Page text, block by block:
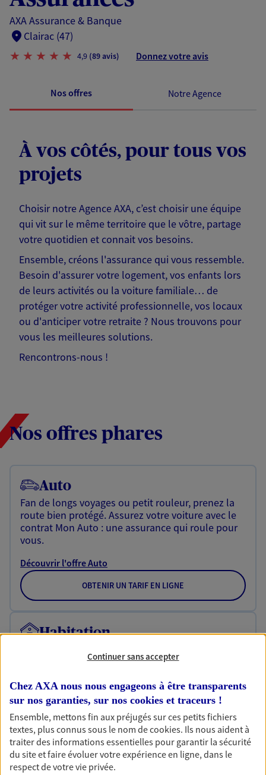
AXA Assurance & Banque
Clairac (47)
4,9 (89 avis) Donnez votre avis
Nos offres Notre Agence
À vos côtés, pour tous vos
projets
Choisir notre Agence AXA, c’est choisir une équipe
qui vit sur le même territoire que le vôtre, partage
votre quotidien et connait vos besoins.
Ensemble, créons l'assurance qui vous ressemble.
Besoin d'assurer votre logement, vos enfants lors
de leurs activités ou la voiture familiale… de
protéger votre activité professionnelle, vos locaux
ou d'anticiper votre retraite ? Nous trouvons pour
vous les meilleures solutions.
Rencontrons-nous !
Nos offres phares
Auto
Fan de longs voyages ou petit rouleur, prenez la
route bien protégé. Assurez votre voiture avec le
contrat Mon Auto : une assurance qui roule pour
vous.
Découvrir l'offre Auto
OBTENIR UN TARIF EN LIGNE
Habitation
contrat Ma Maison assure votre sérénité en
Découvrir l'offre Habitation
OBTENIR UN TARIF EN LIGNE
Garantie Accidents de la Vie
Continuer sans accepter
Chez AXA nous nous engageons à être transparents
sur nos garanties, sur nos cookies et traceurs !
Ensemble, mettons fin aux préjugés sur ces petits fichiers
textes, plus connus sous le nom decookies. Ils nous aident à
traiter des informations essentielles pour garantir la sécurité
du site et faire évoluer votre expérience en ligne, dans le
respect de votre vie privée.